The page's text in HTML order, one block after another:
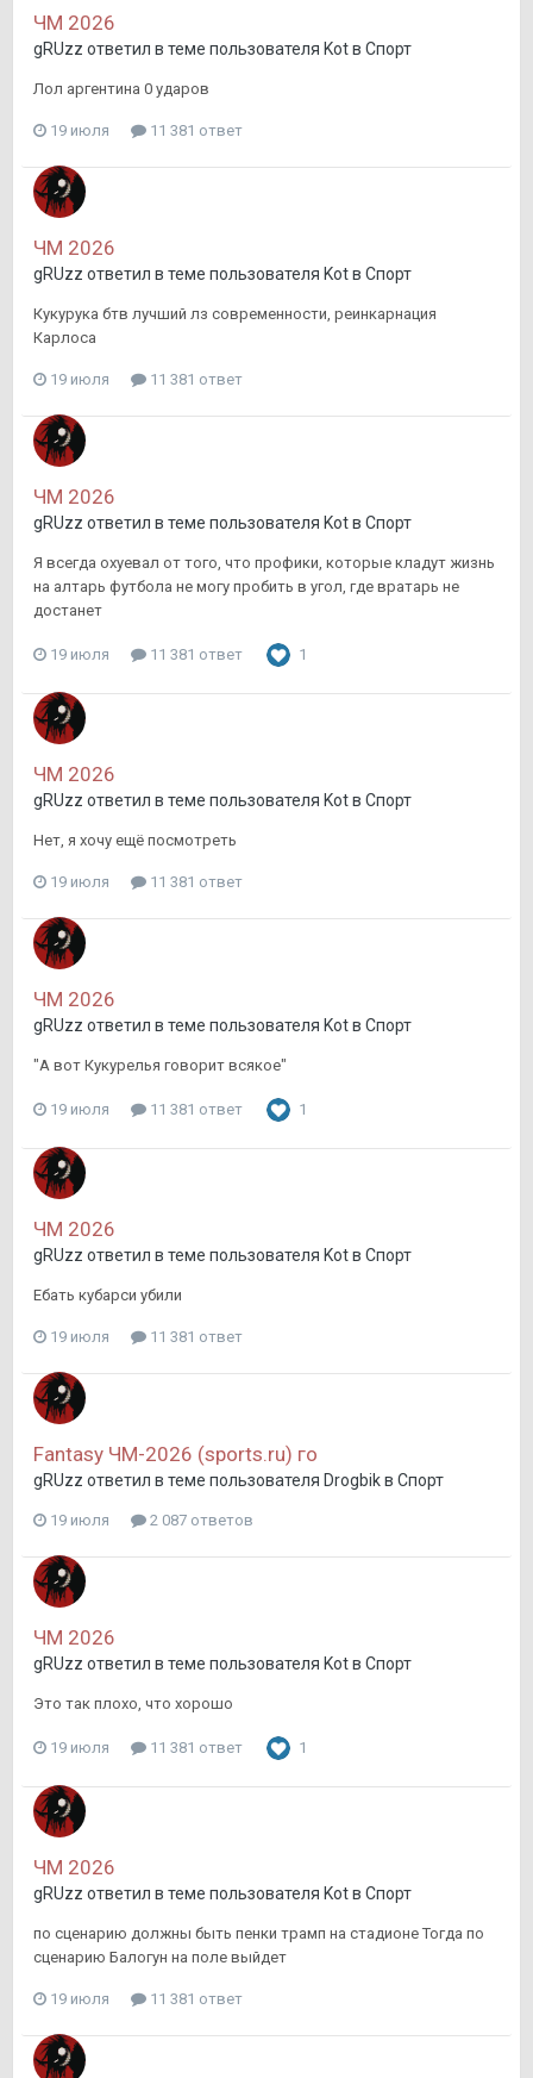
ЧМ 2026
gRUzz ответил в теме пользователя Kotв Спорт
Лол аргентина 0 ударов
19 июля 11 381 ответ
ЧМ 2026
gRUzz ответил в теме пользователя Kotв Спорт
Кукурука бтв лучший лз современности, реинкарнация
Карлоса
19 июля 11 381 ответ
ЧМ 2026
gRUzz ответил в теме пользователя Kotв Спорт
Я всегда охуевал от того, что профики, которые кладут жизнь
на алтарь футбола не могу пробить в угол, где вратарь не
достанет
19 июля 11 381 ответ 1
ЧМ 2026
gRUzz ответил в теме пользователя Kotв Спорт
Нет, я хочу ещё посмотреть
19 июля 11 381 ответ
ЧМ 2026
gRUzz ответил в теме пользователя Kotв Спорт
"А вот Кукурелья говорит всякое"
19 июля 11 381 ответ 1
ЧМ 2026
gRUzz ответил в теме пользователя Kotв Спорт
Ебать кубарси убили
19 июля 11 381 ответ
Fantasy ЧМ-2026 (sports.ru) го
gRUzz ответил в теме пользователя Drogbikв Спорт
19 июля 2 087 ответов
ЧМ 2026
gRUzz ответил в теме пользователя Kotв Спорт
Это так плохо, что хорошо
19 июля 11 381 ответ 1
ЧМ 2026
gRUzz ответил в теме пользователя Kotв Спорт
по сценарию должны быть пенки трамп на стадионе Тогда по
сценарию Балогун на поле выйдет
19 июля 11 381 ответ